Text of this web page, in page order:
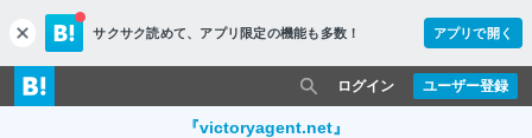
c
l
o
s
サクサク読めて、 アプリ限定の機能も多数！ アプリで開く
ユーザー登録
ログイン
『victoryagent.net』